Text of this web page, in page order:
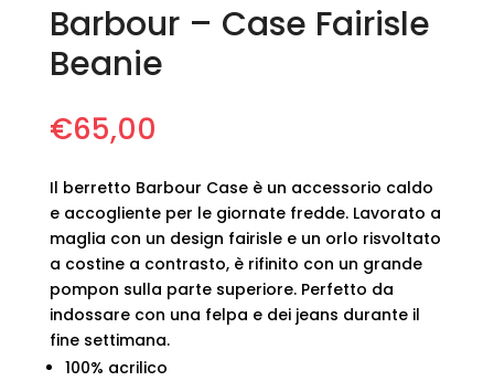
Barbour – Case Fairisle
Beanie
€65,00
Il berretto Barbour Case è un accessorio caldo
e accogliente per le giornate fredde. Lavorato a
maglia con un design fairisle e un orlo risvoltato
a costine a contrasto, è rifinito con un grande
pompon sulla parte superiore. Perfetto da
indossare con una felpa e dei jeans durante il
fine settimana.
100% acrilico